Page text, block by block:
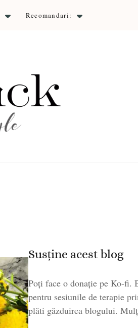
Recomandari:
Susține acest blog
Poți face o donație pe Ko-fi.
pentru sesiunile de terapie
plăti găzduirea blogului.